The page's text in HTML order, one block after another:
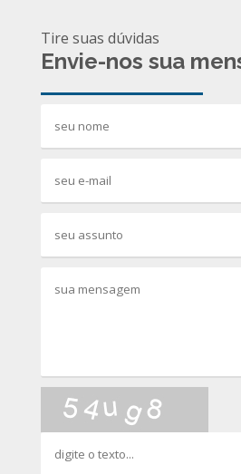
Tire suas dúvidas
Envie-nos sua